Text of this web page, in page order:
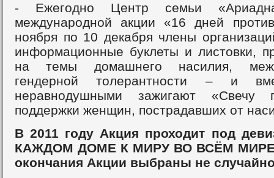
- Ежегодно Центр семьи
международной акции «16 дней
ноября по 10 декабря члены
информационные буклеты и листовки,
на темы домашнего насилия,
гендерной толерантности – и
неравнодушными зажигают «Свечу
поддержки женщин, пострадавших от
В 2011 году Акция проходит под
КАЖДОМ ДОМЕ К МИРУ ВО ВСЁМ
окончания Акции выбраны не